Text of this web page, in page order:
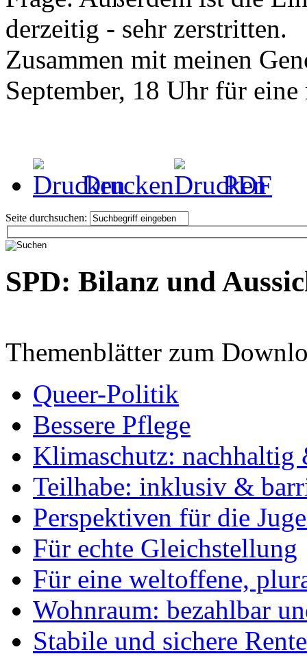
derzeitig - sehr zerstritten.
Zusammen mit meinen
September, 18 Uhr für
Drucken PDF
Seite durchsuchen:
SPD: Bilanz und
Themenblätter zum
Queer-Politik
Bessere Pflege
Klimaschutz: nachhaltig
Teilhabe: inklusiv &
Perspektiven für die
Für echte Gleichstellung
Für eine weltoffene,
Wohnraum: bezahlbar
Stabile und sichere